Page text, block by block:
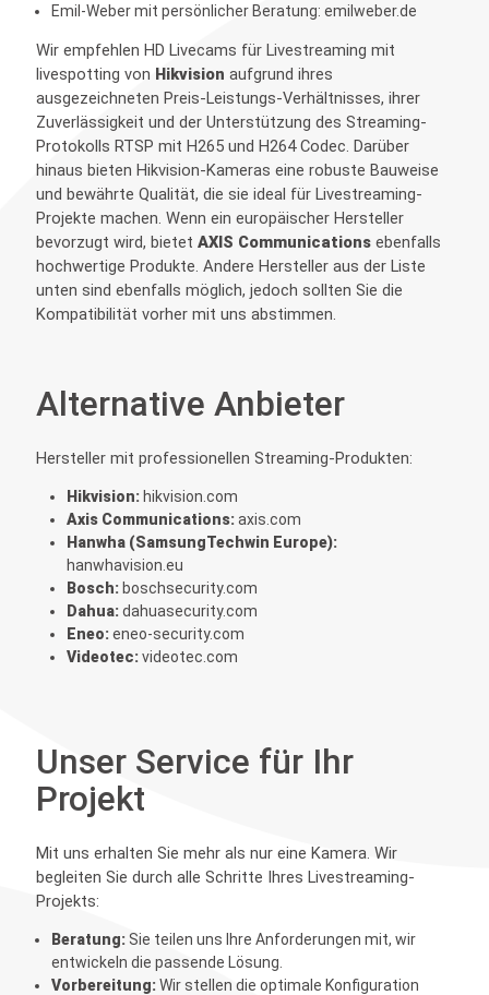
Emil-Weber mit persönlicher Beratung: emilweber.de
Wir empfehlen HD Livecams für Livestreaming mit
livespotting von Hikvision aufgrund ihres
ausgezeichneten Preis-Leistungs-Verhältnisses, ihrer
Zuverlässigkeit und der Unterstützung des Streaming-
Protokolls RTSP mit H265 und H264 Codec. Darüber
hinaus bieten Hikvision-Kameras eine robuste Bauweise
und bewährte Qualität, die sie ideal für Livestreaming-
Projekte machen. Wenn ein europäischer Hersteller
bevorzugt wird, bietet AXIS Communicationsebenfalls
hochwertige Produkte. Andere Hersteller aus der Liste
unten sind ebenfalls möglich, jedoch sollten Sie die
Kompatibilität vorher mit uns abstimmen.
Alternative Anbieter
Hersteller mit professionellen Streaming-Produkten:
Hikvision: hikvision.com
Axis Communications:axis.com
Hanwha (SamsungTechwin Europe):
hanwhavision.eu
Bosch: boschsecurity.com
Dahua:dahuasecurity.com
Eneo:eneo-security.com
Videotec:videotec.com
Unser Service für Ihr
Projekt
Mit uns erhalten Sie mehr als nur eine Kamera. Wir
begleiten Sie durch alle Schritte Ihres Livestreaming-
Projekts:
Beratung:Sie teilen uns Ihre Anforderungen mit, wir
entwickeln die passende Lösung.
Vorbereitung:Wir stellen die optimale Konfiguration